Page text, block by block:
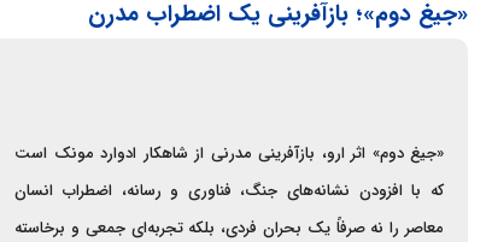
«جیغ دوم»؛ بازآفرینی یک اضطراب مدرن
«جیغ دوم» اثر ارو، بازآفرینی مدرنی از شاهکار ادوارد مونک است
که با افزودن نشانه‌های جنگ، فناوری و رسانه، اضطراب انسان
معاصر را نه صرفاً یک بحران فردی، بلکه تجربه‌ای جمعی و برخاسته